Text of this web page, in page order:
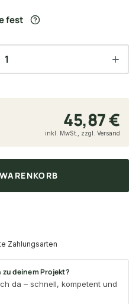
fest
45,87 €
inkl. MwSt., zzgl. Versand
zu deinem Projekt?
da – schnell, kompetent und